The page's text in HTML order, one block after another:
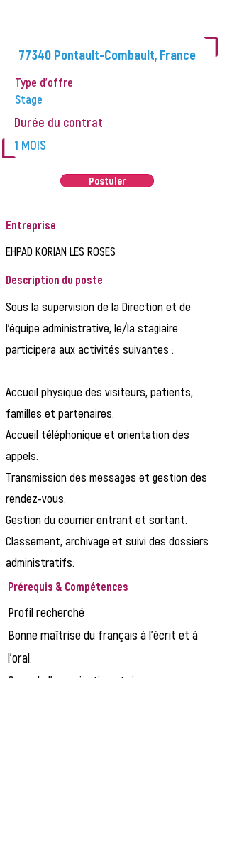
77340 Pontault-Combault, France L
Type d'offre
Stage
Durée du contrat
L1 MOIS
Postuler
Entreprise
EHPAD KORIAN LES ROSES
Description du poste
Sous la supervision de la Direction et de
l'équipe administrative, le/la stagiaire
participera aux activités suivantes :
Accueil physique des visiteurs, patients,
familles et partenaires.
Accueil téléphonique et orientation des
appels.
Transmission des messages et gestion des
rendez-vous.
Gestion du courrier entrant et sortant.
Classement, archivage et suivi des dossiers
administratifs.
Prérequis & Compétences
Profil recherché
Bonne maîtrise du français à l'écrit et à
l'oral.
Sens de l'organisation et rigueur.